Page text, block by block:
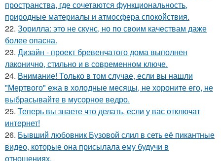
пространства, где сочетаются функциональность,
природные материалы и атмосфера спокойствия.
22. Зорилла: это не скунс, но по своим качествам даже
более опасна.
23. Дизайн - проект бревенчатого дома выполнен
лаконично, стильно и в современном ключе.
24. Внимание! Только в том случае, если вы нашли
"Мертвого" ежа в холодные месяцы, не хороните его, не
выбрасывайте в мусорное ведро.
25. Теперь вы знаете что делать, если у вас отключат
интернет!
26. Бывший любовник Бузовой слил в сеть её пикантные
видео, которые она присылала ему будучи в
отношениях.